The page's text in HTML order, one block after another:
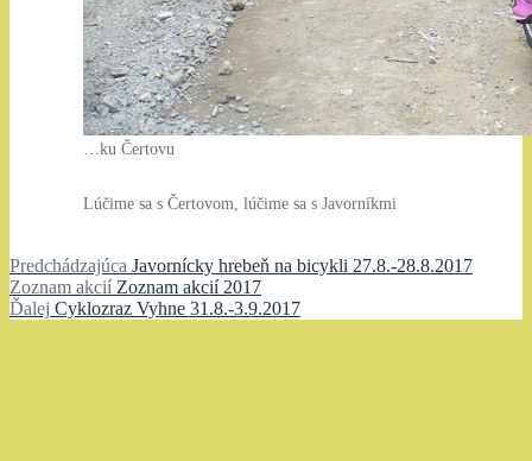
…ku Čertovu
Lúčime sa s Čertovom, lúčime sa s Javorníkmi
Navigácia
v
Predchádzajúca Predchádzajúci
článok:
Javornícky hrebeň na bicykli 27.8.-28.8.2017
Zoznam akcií Zoznam
akcií:
Zoznam akcií 2017
Ďalej Ďalší
Cyklozraz Vyhne 31.8.-3.9.2017